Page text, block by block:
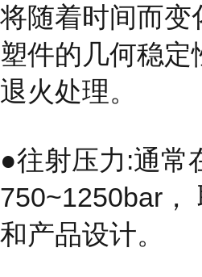
将随着时间而变
塑件的几何稳定
退火处理。
●往射压力:通常
750~1250bar，
和产品设计。